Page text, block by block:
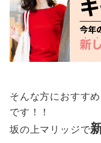
そんな方におすす
です！！
坂の上マリッジで